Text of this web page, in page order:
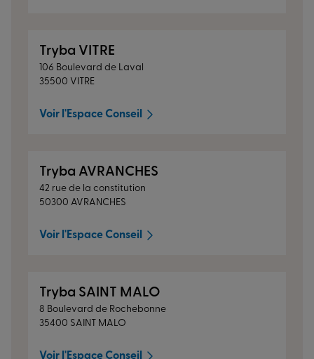
Tryba VITRE
106 Boulevard de Laval
35500 VITRE
Voir l'Espace Conseil
Tryba AVRANCHES
42 rue de la constitution
50300 AVRANCHES
Voir l'Espace Conseil
Tryba SAINT MALO
8 Boulevard de Rochebonne
35400 SAINT MALO
Voir l'Espace Conseil